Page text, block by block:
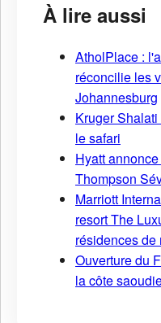
À lire aussi
AtholPlace :
réconcilie les
Johannesburg
Kruger
le safari
Hyatt
Thompson
Marriott
resort The
résidences de
Ouverture du
la côte